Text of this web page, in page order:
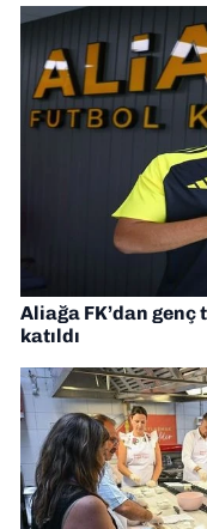
Aliağa FK’dan
katıldı